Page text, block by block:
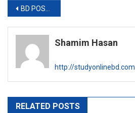
Post
navigation
BD POST OFFICE QUESTION FULL SOLUTION 2019
Shamim Hasan
http://studyonlinebd.com
RELATED POSTS